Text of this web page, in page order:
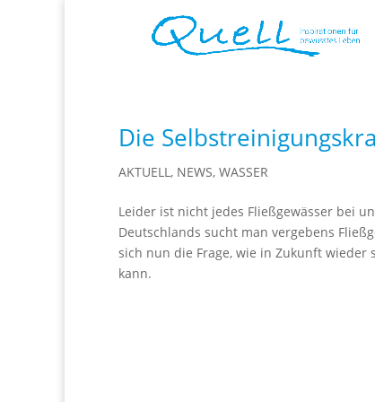
Die
AKTUELL, NEWS, WASSER
Leider ist nicht jedes Fließgewässer bei
Deutschlands sucht man vergebens
sich nun die Frage, wie in Zukunft wieder
kann.